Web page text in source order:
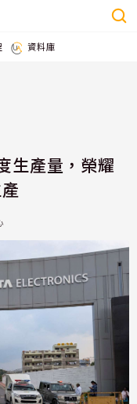
資料庫
生產量，榮耀